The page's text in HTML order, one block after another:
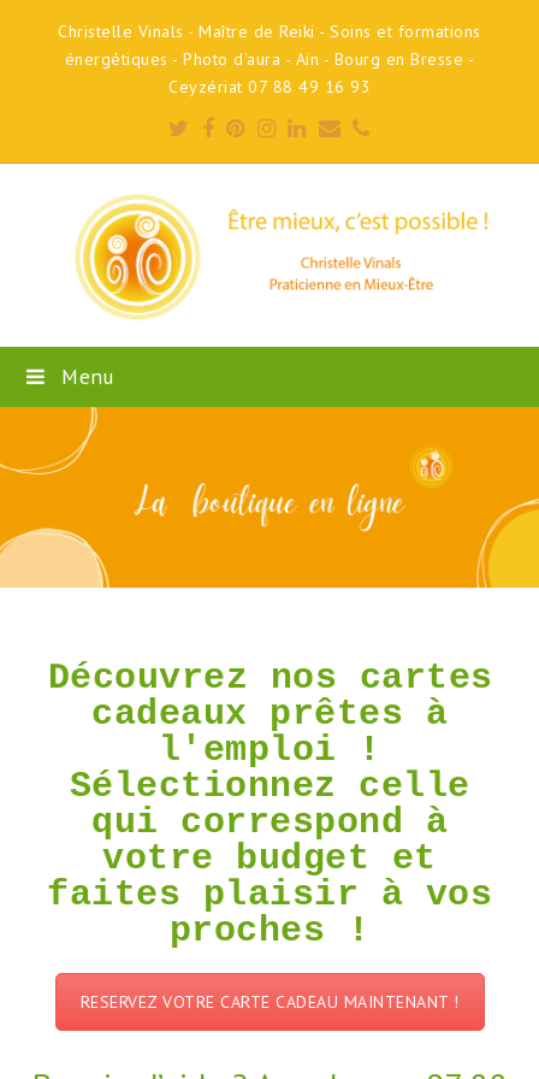
Christelle Vinals - Maître de Reiki - Soins et formations
énergétiques - Photo d'aura - Ain - Bourg en Bresse -
Ceyzériat 07 88 49 16 93
Twitter
Facebook
Pinterest
Instagram
LinkedIn
EmailPhone
Menu
Découvrez
nos
cartes
cadeaux
prêtes
l'emploi
Sélectionnez
celle
qui
Découvrez nos cartes
cadeaux prêtes à
l'emploi !
Sélectionnez celle
qui correspond à
votre budget et
faites plaisir à vos
proches !
RESERVEZ VOTRE CARTE CADEAU MAINTENANT !